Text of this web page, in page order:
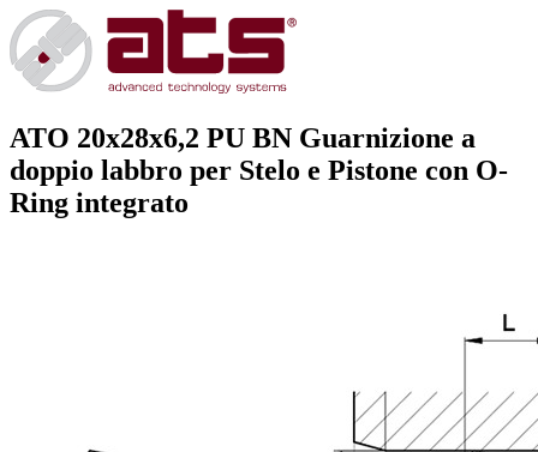
ATO 20x28x6,2 PU BN Guarnizione a
doppio labbro per Stelo e Pistone con O-
Ring integrato